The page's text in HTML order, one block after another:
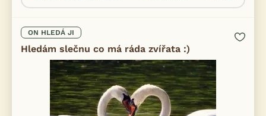
ON HLEDÁ JI
Hledám slečnu co má ráda zvířata :)